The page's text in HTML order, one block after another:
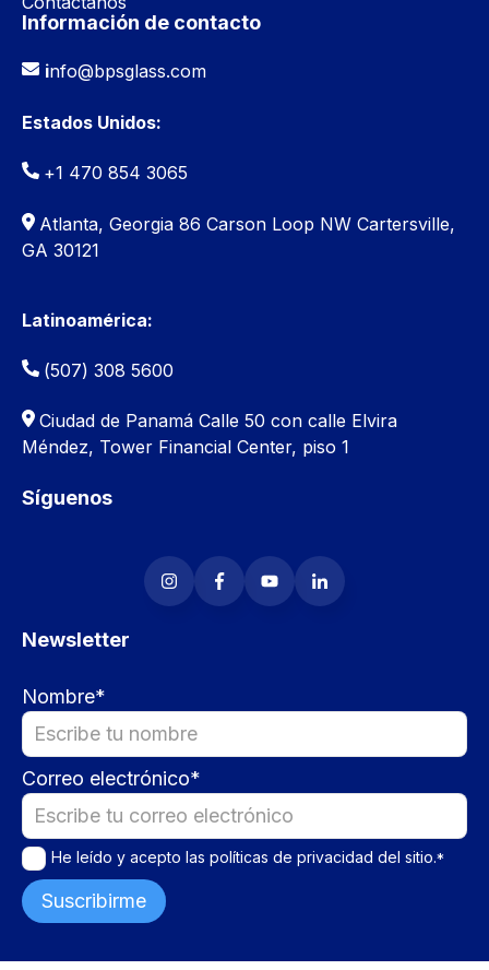
Información de contacto
info@bpsglass.com
Estados Unidos:
+1 470 854 3065
Atlanta, Georgia 86 Carson Loop NW Cartersville,
GA 30121
Latinoamérica:
(507) 308 5600
Ciudad de Panamá Calle 50 con calle Elvira
Méndez, Tower Financial Center, piso 1
Síguenos
Newsletter
Nombre*
Correo electrónico*
He leído y acepto las políticas de privacidad del sitio.*